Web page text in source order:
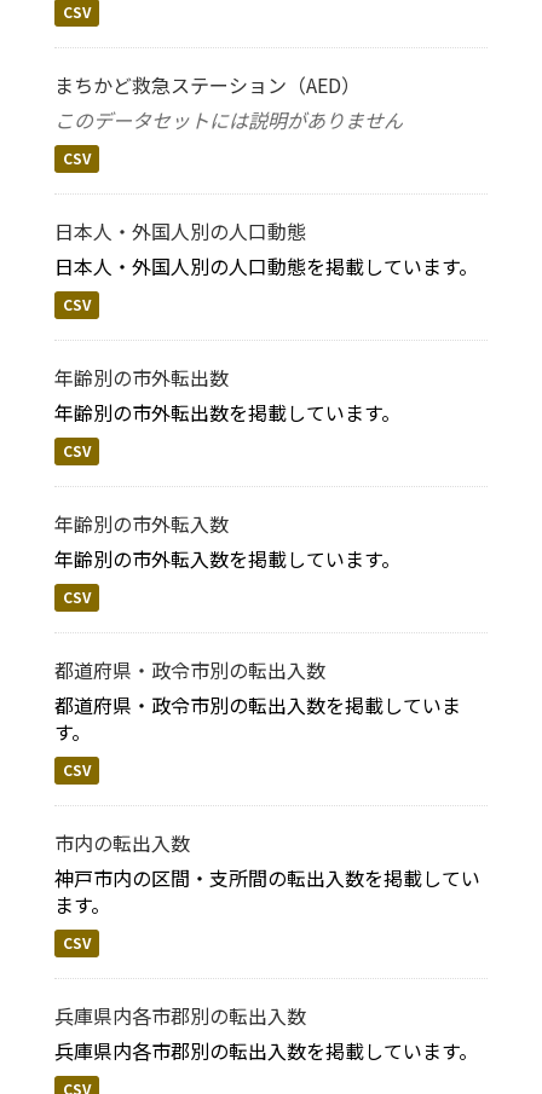
CSV
まちかど救急ステーション（AED）
このデータセットには説明がありません
CSV
日本人・外国人別の人口動態
日本人・外国人別の人口動態を掲載しています。
CSV
年齢別の市外転出数
年齢別の市外転出数を掲載しています。
CSV
年齢別の市外転入数
年齢別の市外転入数を掲載しています。
CSV
都道府県・政令市別の転出入数
都道府県・政令市別の転出入数を掲載していま
す。
CSV
市内の転出入数
神戸市内の区間・支所間の転出入数を掲載してい
ます。
CSV
兵庫県内各市郡別の転出入数
兵庫県内各市郡別の転出入数を掲載しています。
CSV